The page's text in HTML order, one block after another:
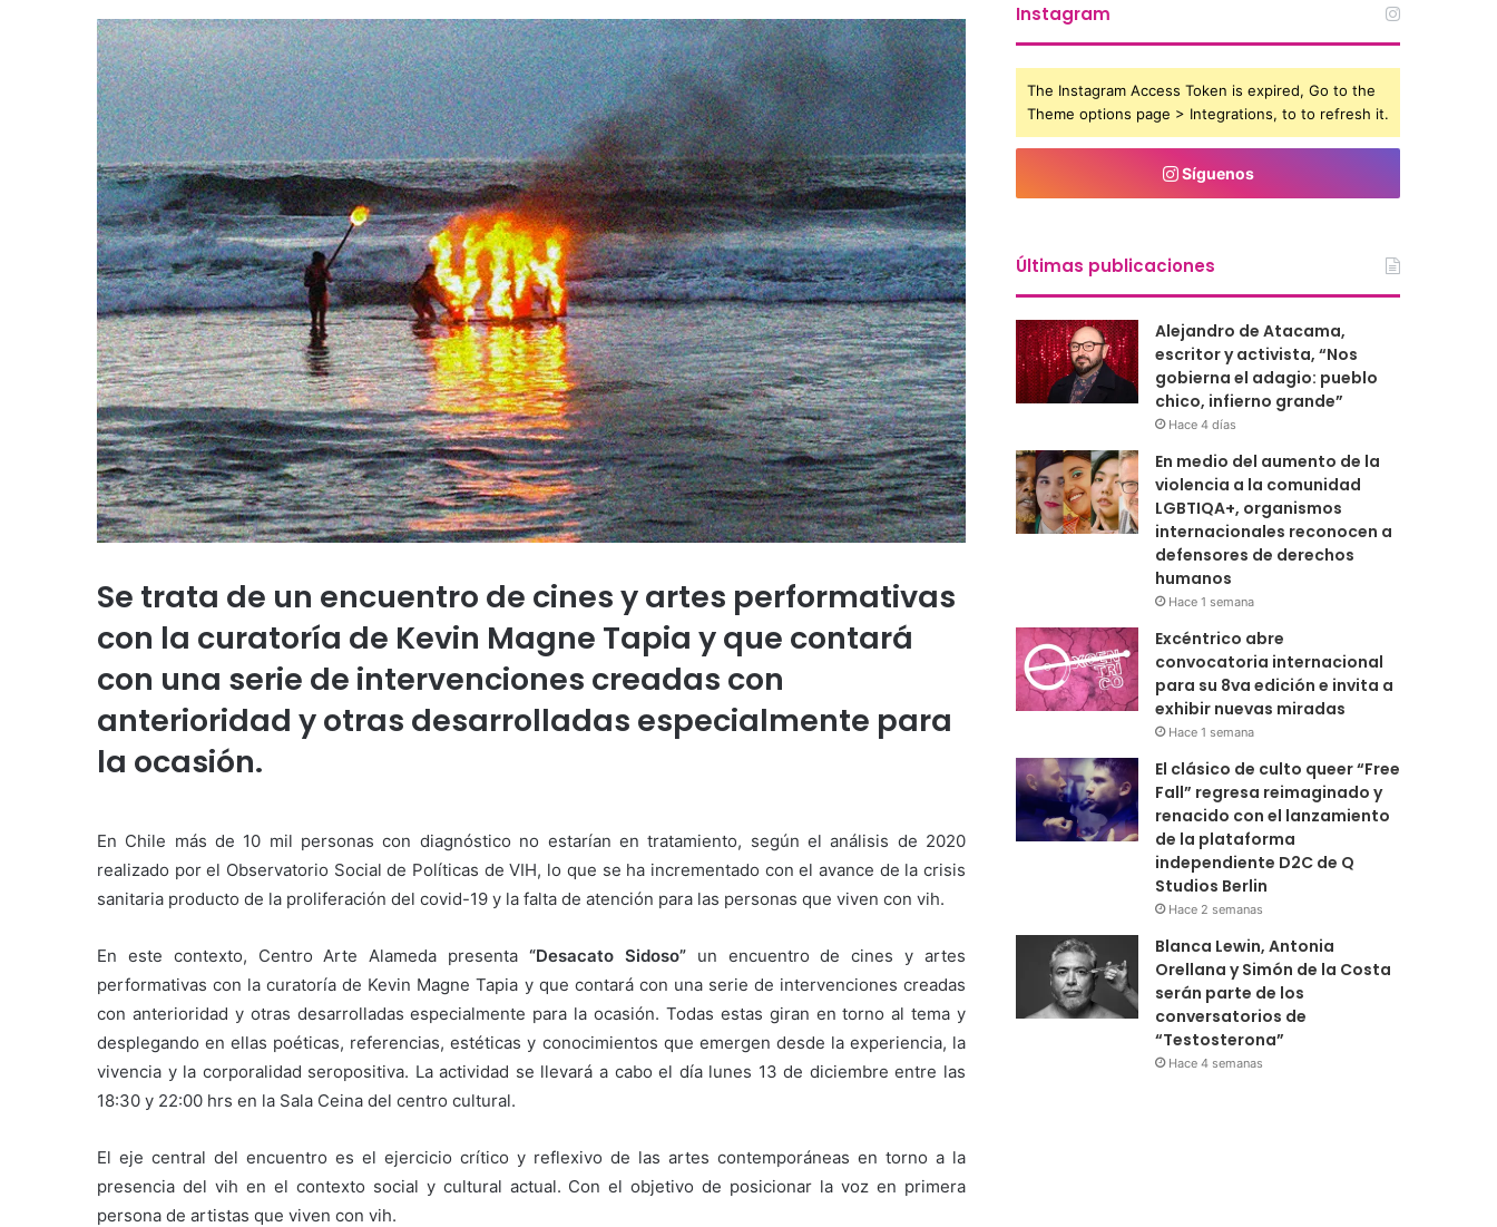
Se trata de un encuentro de cines y artes performativas
con la curatoría de Kevin Magne Tapia y que contará
con una serie de intervenciones creadas con
anterioridad y otras desarrolladas especialmente para
la ocasión.
En Chile más de 10 mil personas con diagnóstico no estarían en tratamiento, según el análisis de 2020
realizado por el Observatorio Social de Políticas de VIH, lo que se ha incrementado con el avance de la crisis
sanitaria producto de la proliferación del covid-19 y la falta de atención para las personas que viven con vih.
En este contexto, Centro Arte Alameda presenta “Desacato Sidoso”un encuentro de cines y artes
performativas con la curatoría de Kevin Magne Tapia y que contará con una serie de intervenciones creadas
con anterioridad y otras desarrolladas especialmente para la ocasión. Todas estas giran en torno al tema y
desplegando en ellas poéticas, referencias, estéticas y conocimientos que emergen desde la experiencia, la
vivencia y la corporalidad seropositiva. La actividad se llevará a cabo el día lunes 13 de diciembre entre las
18:30 y 22:00 hrs en la Sala Ceina del centro cultural.
El eje central del encuentro es el ejercicio crítico y reflexivo de las artes contemporáneas en torno a la
presencia del vih en el contexto social y cultural actual. Con el objetivo de posicionar la voz en primera
persona de artistas que viven con vih.
Instagram
The Instagram Access Token is expired, Go to the
Theme options page > Integrations, to to refresh it.
Síguenos
Últimas publicaciones
Alejandro de Atacama,
escritor y activista, “Nos
gobierna el adagio: pueblo
chico, infierno grande”
Hace 4 días
En medio del aumento de la
violencia a la comunidad
LGBTIQA+, organismos
internacionales reconocen a
defensores de derechos
humanos
Hace 1 semana
Excéntrico abre
convocatoria internacional
para su 8va edición e invita a
exhibir nuevas miradas
Hace 1 semana
El clásico de culto queer “Free
Fall” regresa reimaginado y
renacido con el lanzamiento
de la plataforma
independiente D2C de Q
Studios Berlin
Hace 2 semanas
Blanca Lewin, Antonia
Orellana y Simón de la Costa
serán parte de los
conversatorios de
“Testosterona”
Hace 4 semanas